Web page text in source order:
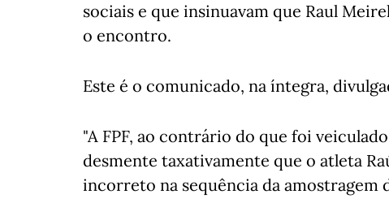
sociais e que insinuavam que Raul
o encontro.
Este é o comunicado, na íntegra,
"A FPF, ao contrário do que foi
desmente taxativamente que o atleta
incorreto na sequência da amostragem